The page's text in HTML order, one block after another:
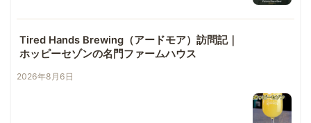
Tired Hands Brewing（アードモア）訪問記｜
ホッピーセゾンの名門ファームハウス
2026年8月6日